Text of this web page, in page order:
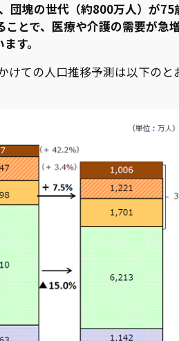
団塊の世代（約800万人）が75
ことで、医療や介護の需要が急
す。
けての人口推移予測は以下のと